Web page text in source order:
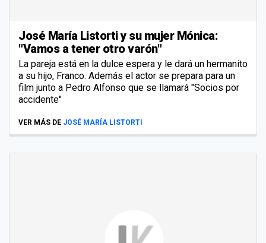
José María Listorti y su mujer Mónica:
"Vamos a tener otro varón"
La pareja está en la dulce espera y le dará un hermanito
a su hijo, Franco. Además el actor se prepara para un
film junto a Pedro Alfonso que se llamará "Socios por
accidente"
VER MÁS DE JOSÉ MARÍA LISTORTI